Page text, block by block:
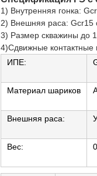
1) Внутренняя гонка:
2) Внешняя раса: Gcr15
3) Размер скважины до
4)Сдвижные
ИПЕ:
Материал шариков
Внешняя раса:
Вес: